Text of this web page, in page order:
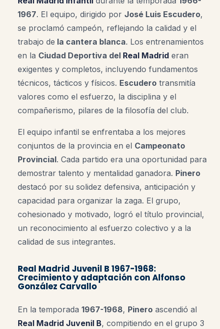
1967. El equipo, dirigido por José Luis Escudero,
se proclamó campeón, reflejando la calidad y el
trabajo de la cantera blanca. Los entrenamientos
en la Ciudad Deportiva del Real Madrid eran
exigentes y completos, incluyendo fundamentos
técnicos, tácticos y físicos. Escudero transmitía
valores como el esfuerzo, la disciplina y el
compañerismo, pilares de la filosofía del club.
El equipo infantil se enfrentaba a los mejores
conjuntos de la provincia en el Campeonato
Provincial. Cada partido era una oportunidad para
demostrar talento y mentalidad ganadora. Pinero
destacó por su solidez defensiva, anticipación y
capacidad para organizar la zaga. El grupo,
cohesionado y motivado, logró el título provincial,
un reconocimiento al esfuerzo colectivo y a la
calidad de sus integrantes.
Real Madrid Juvenil B 1967-1968:
Crecimiento y adaptación con Alfonso
González Carvallo
En la temporada 1967-1968, Pinero ascendió al
Real Madrid Juvenil B, compitiendo en el grupo 3